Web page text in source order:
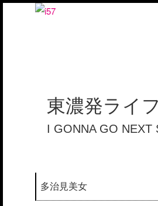
東濃発ライ
I GONNA GO NEXT
多治見美女